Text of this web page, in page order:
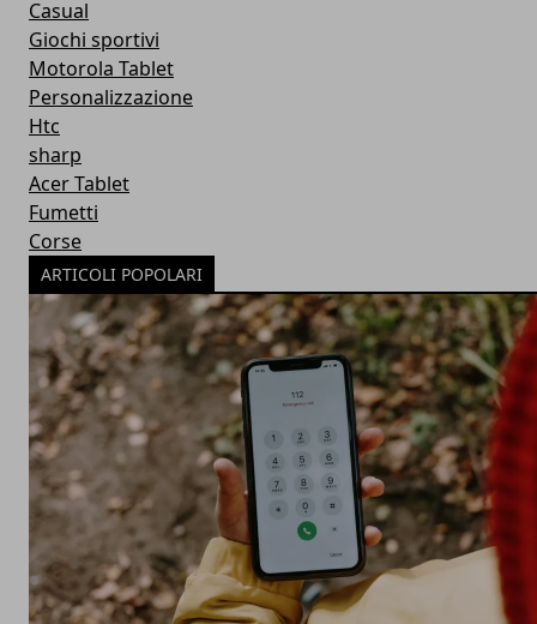
Casual
Giochi sportivi
Motorola Tablet
Personalizzazione
Htc
sharp
Acer Tablet
Fumetti
Corse
ARTICOLI POPOLARI